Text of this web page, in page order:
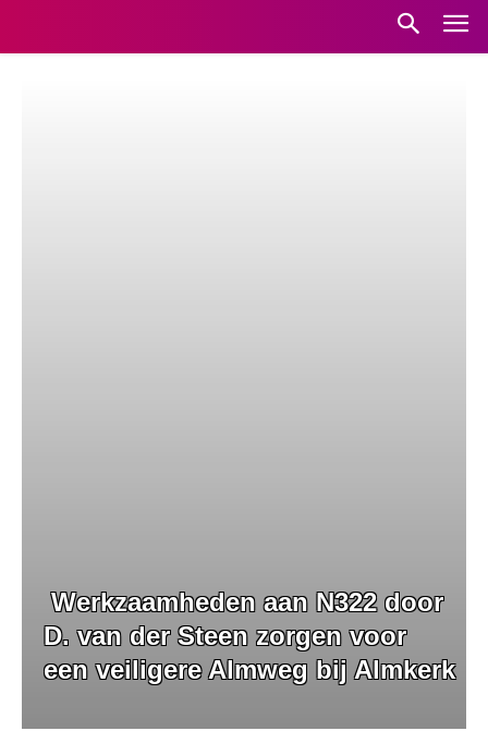
Werkzaamheden aan N322 door
D. van der Steen zorgen voor
een veiligere Almweg bij Almkerk